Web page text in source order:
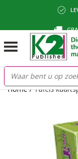
BETALING
Home/Tafels